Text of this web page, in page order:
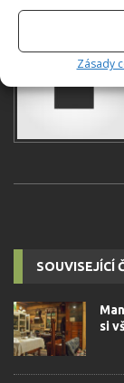
Zásady
SOUVISEJÍCÍ
si